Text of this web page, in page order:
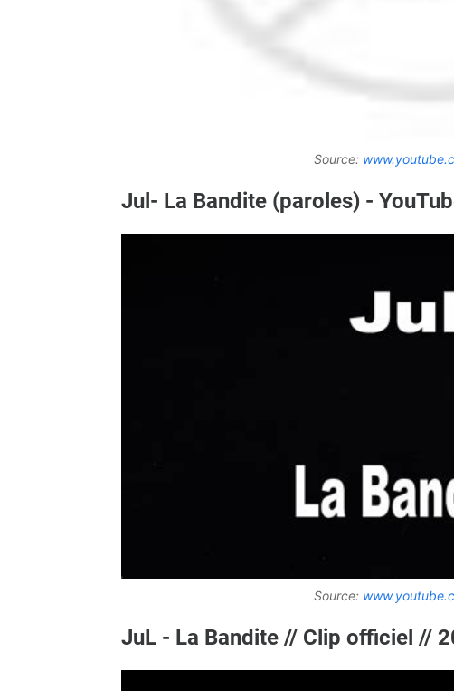
Source:
Jul- La Bandite (paroles) -
Source:
JuL - La Bandite // Clip officiel //